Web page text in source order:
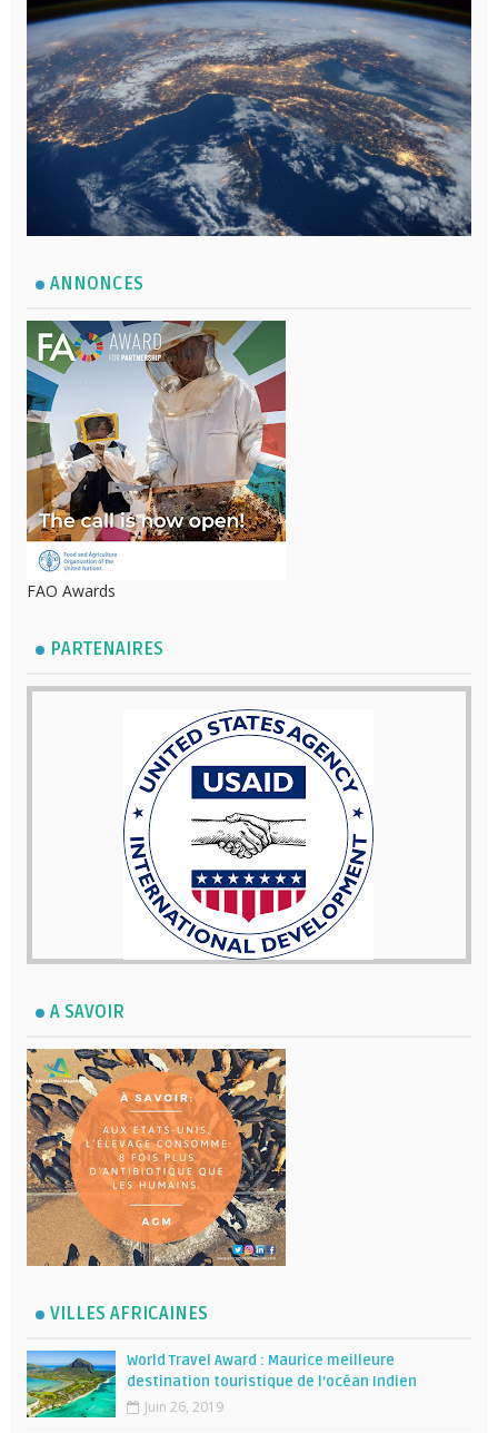
ANNONCES
FAO Awards
PARTENAIRES
A SAVOIR
VILLES AFRICAINES
World Travel Award : Maurice meilleure
destination touristique de l’océan Indien
Juin 26, 2019